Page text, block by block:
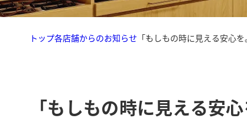
トップ各店舗からのお知らせ 「もしもの時に見える安心
「もしもの時に見える安